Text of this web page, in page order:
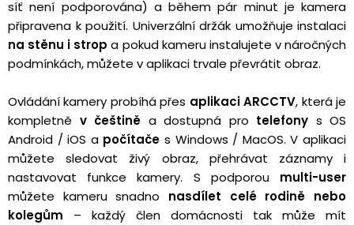
síť není podporována) a během pár minut je kamera
připravena k použití. Univerzální držák umožňuje instalaci
na stěnu i strop a pokud kameru instalujete v náročných
podmínkách, můžete v aplikaci trvale převrátit obraz.
Ovládání kamery probíhá přes aplikaci ARCCTV, která je
kompletně v češtině a dostupná pro telefony s OS
Android / iOS a počítače s Windows / MacOS. V aplikaci
můžete sledovat živý obraz, přehrávat záznamy i
nastavovat funkce kamery. S podporou multi-user
můžete kameru snadno nasdílet celé rodině nebo
kolegům – každý člen domácnosti tak může mít